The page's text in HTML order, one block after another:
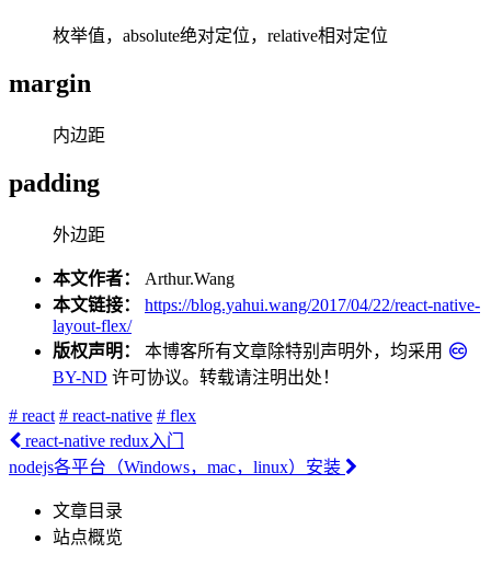
枚举值，absolute绝对定位，relative相对定位
margin
内边距
padding
外边距
本文作者： Arthur.Wang
本文链接：
https://blog.yahui.wang/2017/04/22/react-native-
layout-flex/
版权声明： 本博客所有文章除特别声明外，均采用
BY-ND 许可协议。转载请注明出处！
# react # react-native # flex
react-native redux入门
nodejs各平台（Windows，mac，linux）安装
文章目录
站点概览